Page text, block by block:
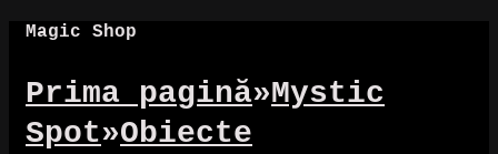
Magic Shop
Prima pagină»Mystic
Spot»Obiecte